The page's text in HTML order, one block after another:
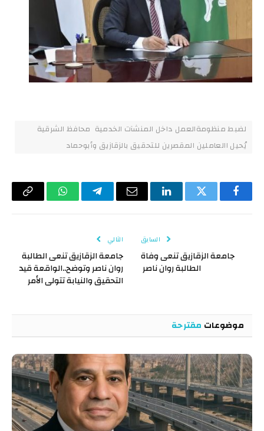
لضبط منظومةالعمل داخل المنشآت الخدمية محافظ الشرقية
يُحيل االعاملين المقصرين للتحقيق بالزقازيق وأبوحماد
فيسبوكتويتر لينكدإن البريد
تيلقرام واتسابCopy
السابق
جامعة الزقازيق تنعى وفاة
الطالبة روان ناصر
التالي
جامعة الزقازيق تنعى الطالبة
روان ناصر وتوضح..الواقعة قيد
التحقيق والنيابة تتولى الأمر
موضوعات مقترحة